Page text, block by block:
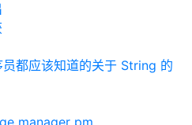
都应该知道的关于 String 的
manager pm